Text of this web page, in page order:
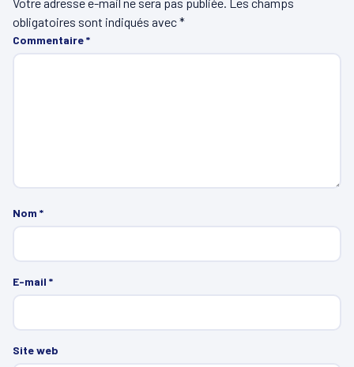
obligatoires sont indiqués avec*
Commentaire*
Nom *
E-mail *
Site web